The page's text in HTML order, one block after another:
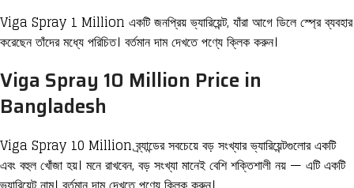
Viga Spray 1 Million একটি জনপ্রিয় ভ্যারিয়েন্ট, যাঁরা আগে ডিলে স্প্রে ব্যবহার
করেছেন তাঁদের মধ্যে পরিচিত। বর্তমান দাম দেখতে পণ্যে ক্লিক করুন।
Viga Spray 10 Million Price in
Bangladesh
Viga Spray 10 Million ব্র্যান্ডের সবচেয়ে বড় সংখ্যার ভ্যারিয়েন্টগুলোর একটি
এবং বহুল খোঁজা হয়। মনে রাখবেন, বড় সংখ্যা মানেই বেশি শক্তিশালী নয় — এটি একটি